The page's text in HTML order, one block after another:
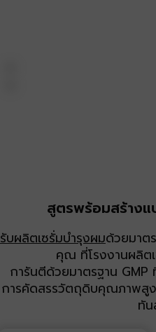
สูตรพร้อมสร้างแ
รับผลิตเซรั่มบำรุงผมด้วยมาต
คุณ ที่โรงงานผลิต
การันตีด้วยมาตรฐาน
การคัดสรรวัตถุดิบคุณภาพสู
ทั